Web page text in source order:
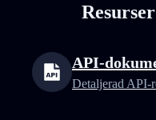
API-
Detaljerad API-